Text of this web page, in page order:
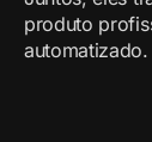
produto
automatizado.